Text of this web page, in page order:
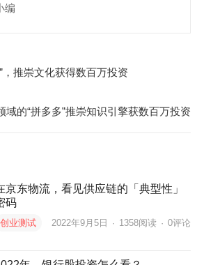
编
，推崇文化获得数百万投资
的“拼多多”推崇知识引擎获数百万投资
京东物流，看见供应链的「典型性」
码
创业测试 2022年9月5日 · 1358阅读 · 0评论